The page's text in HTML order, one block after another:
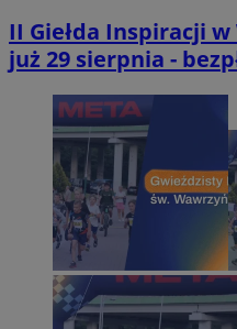
II Giełda Inspiracji
już 29 sierpnia -